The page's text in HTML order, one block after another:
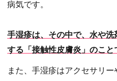
病気です。
手湿疹は、その中で、水や
する「接触性皮膚炎」のこと
また、手湿疹はアクセサリ